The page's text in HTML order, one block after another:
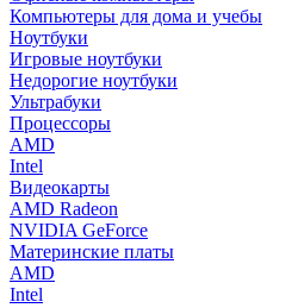
Компьютеры для дома и учебы
Ноутбуки
Игровые ноутбуки
Недорогие ноутбуки
Ультрабуки
Процессоры
AMD
Intel
Видеокарты
AMD Radeon
NVIDIA GeForce
Материнские платы
AMD
Intel